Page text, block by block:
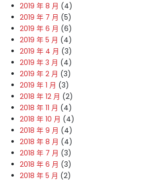
2019 年 8 月 (4)
2019 年 7 月 (5)
2019 年 6 月 (6)
2019 年 5 月 (4)
2019 年 4 月 (3)
2019 年 3 月 (4)
2019 年 2 月 (3)
2019 年 1 月 (3)
2018 年 12 月 (2)
2018 年 11 月 (4)
2018 年 10 月 (4)
2018 年 9 月 (4)
2018 年 8 月 (4)
2018 年 7 月 (3)
2018 年 6 月 (3)
2018 年 5 月 (2)